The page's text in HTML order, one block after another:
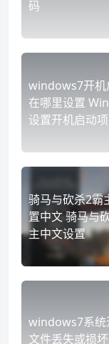
码
windows7开机
在哪里设置
设置开机启动项
骑马与砍杀2霸
置中文 骑马与
主中文设置
windows7系统
文件丢失或损